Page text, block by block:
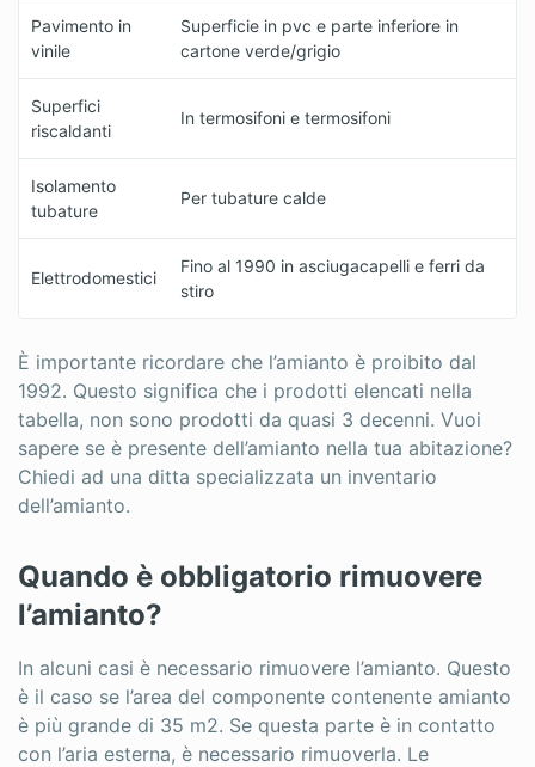
Pavimento in
vinile
Superficie in pvc e parte inferiore in
cartone verde/grigio
Superfici
riscaldanti
In termosifoni e termosifoni
Isolamento
tubature
Per tubature calde
Elettrodomestici
Fino al 1990 in asciugacapelli e ferri da
stiro
È importante ricordare che l’amianto è proibito dal
1992. Questo significa che i prodotti elencati nella
tabella, non sono prodotti da quasi 3 decenni. Vuoi
sapere se è presente dell’amianto nella tua abitazione?
Chiedi ad una ditta specializzata un inventario
dell’amianto.
Quando è obbligatorio rimuovere
l’amianto?
In alcuni casi è necessario rimuovere l’amianto. Questo
è il caso se l’area del componente contenente amianto
è più grande di 35 m2. Se questa parte è in contatto
con l’aria esterna, è necessario rimuoverla. Le